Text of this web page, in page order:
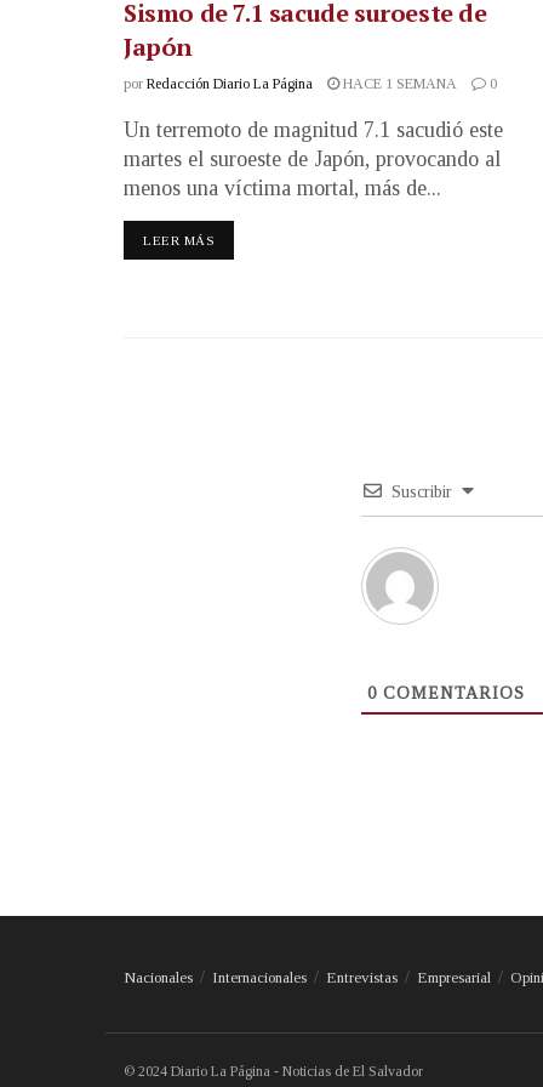
Sismo de 7.1 sacude suroeste de
Japón
por Redacción Diario La Página HACE 1 SEMANA 0
Un terremoto de magnitud 7.1 sacudió este
martes el suroeste de Japón, provocando al
menos una víctima mortal, más de...
LEER MÁS
Suscribir
0 COMENTARIOS
Nacionales Internacionales Entrevistas Empresarial
© 2024 Diario La Página - Noticias de El Salvador